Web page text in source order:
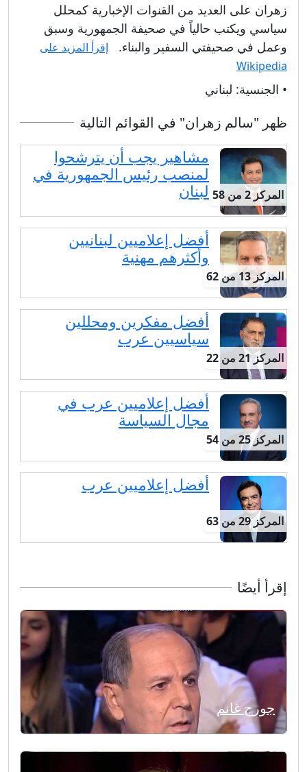
زهران على العديد من القنوات الإخبارية كمحلل
سياسي ويكتب حالياً في صحيفة الجمهورية وسبق
وعمل في صحيفتي السفير والبناء.
إقرأ المزيد على
Wikipedia
• الجنسية: لبناني
ظهر "سالم زهران" في القوائم التالية
المركز 2 من 58
مشاهير يجب أن يترشحوا
لمنصب رئيس الجمهورية في
لبنان
المركز 13 من 62
أفضل إعلاميين لبنانيين
وأكثرهم مهنية
المركز 21 من 22
أفضل مفكرين ومحللين
سياسيين عرب
المركز 25 من 54
أفضل إعلاميين عرب في
مجال السياسة
المركز 29 من 63
أفضل إعلاميين عرب
إقرأ أيضًا
جورج غانم